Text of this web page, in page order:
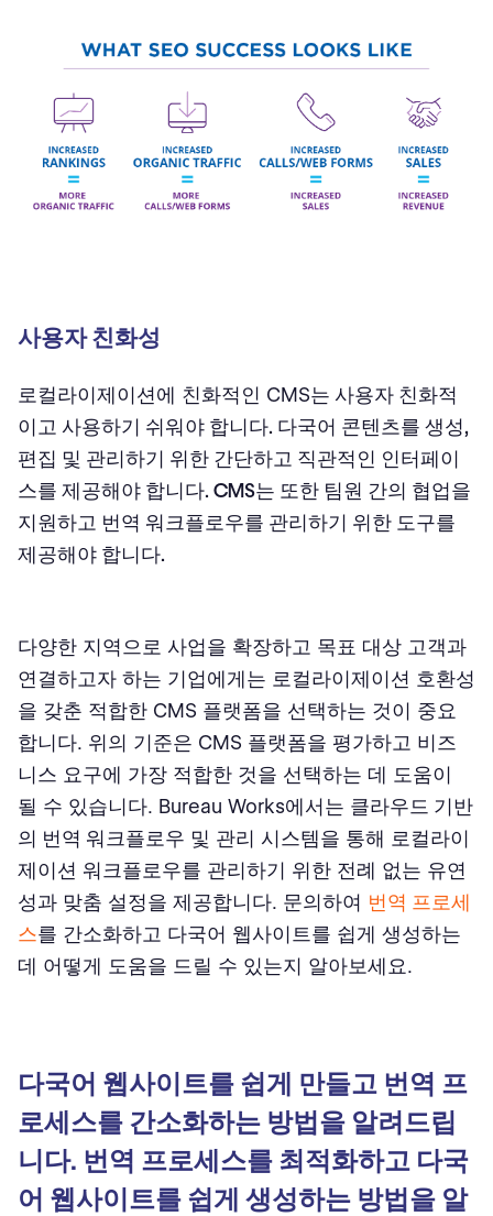
사용자 친화성
로컬라이제이션에 친화적인 CMS는 사용자 친화적
이고 사용하기 쉬워야 합니다. 다국어 콘텐츠를 생성,
편집 및 관리하기 위한 간단하고 직관적인 인터페이
스를 제공해야 합니다. CMS는 또한 팀원 간의 협업을
지원하고 번역 워크플로우를 관리하기 위한 도구를
제공해야 합니다.
다양한 지역으로 사업을 확장하고 목표 대상 고객과
연결하고자 하는 기업에게는 로컬라이제이션 호환성
을 갖춘 적합한 CMS 플랫폼을 선택하는 것이 중요
합니다. 위의 기준은 CMS 플랫폼을 평가하고 비즈
니스 요구에 가장 적합한 것을 선택하는 데 도움이
될 수 있습니다. Bureau Works에서는 클라우드 기반
의 번역 워크플로우 및 관리 시스템을 통해 로컬라이
제이션 워크플로우를 관리하기 위한 전례 없는 유연
성과 맞춤 설정을 제공합니다. 문의하여 번역 프로세
스를 간소화하고 다국어 웹사이트를 쉽게 생성하는
데 어떻게 도움을 드릴 수 있는지 알아보세요.
다국어 웹사이트를 쉽게 만들고 번역 프
로세스를 간소화하는 방법을 알려드립
니다. 번역 프로세스를 최적화하고 다국
어 웹사이트를 쉽게 생성하는 방법을 알